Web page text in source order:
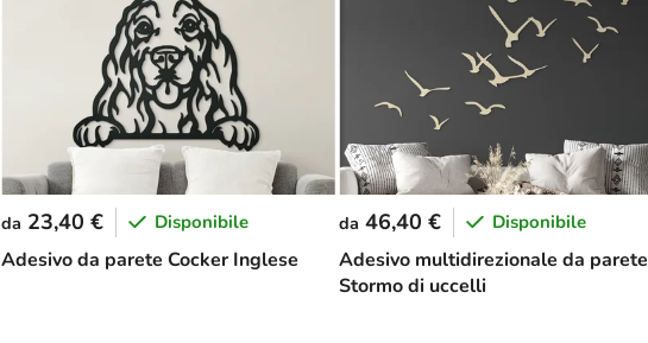
Adesivo da parete Cocker Inglese
da 23,40 € Disponibile
Adesivo multidirezionale da parete
Stormo di uccelli
da 46,40 € Disponibile